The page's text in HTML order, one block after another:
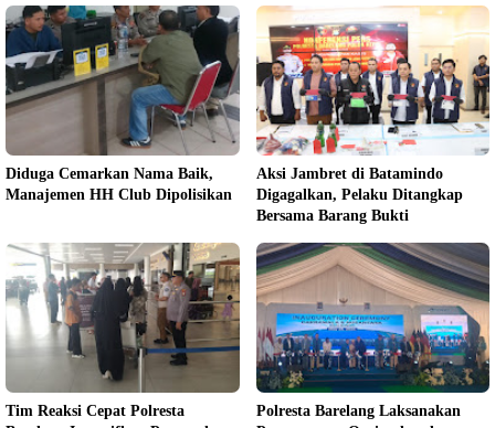
Diduga Cemarkan Nama Baik,
Manajemen HH Club Dipolisikan
Aksi Jambret di Batamindo
Digagalkan, Pelaku Ditangkap
Bersama Barang Bukti
Tim Reaksi Cepat Polresta
Polresta Barelang Laksanakan